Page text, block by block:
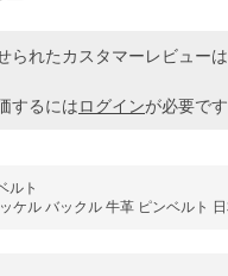
られたカスタマーレビュー
するにはログインが必要です
ルト
ケル バックル 牛革 ピンベルト